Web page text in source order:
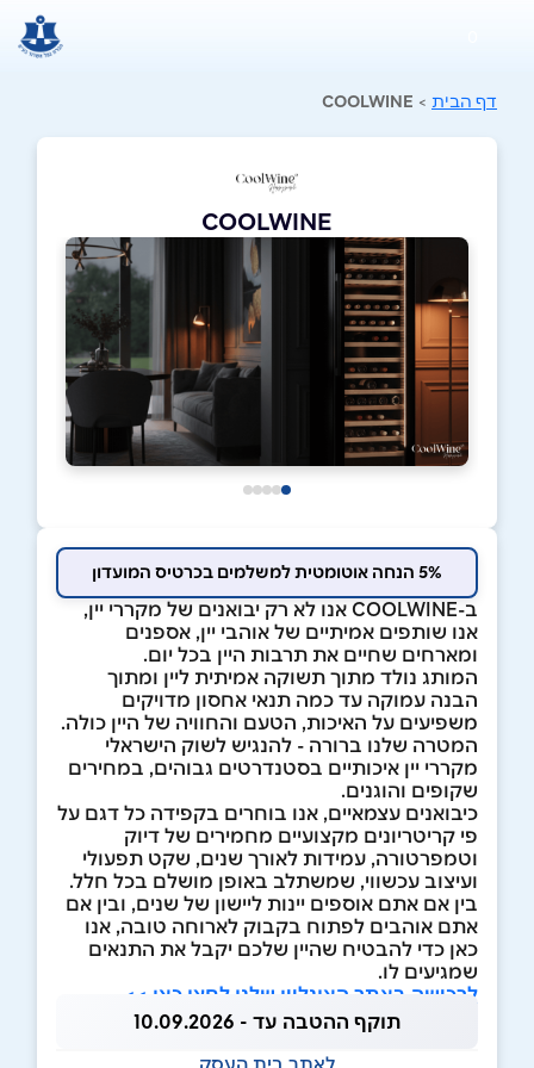
דף הבית >
COOLWINE
COOLWINE
5% הנחה אוטומטית למשלמים בכרטיס המועדון
ב-COOLWINE אנו לא רק יבואנים של מקררי יין,
אנו שותפים אמיתיים של אוהבי יין, אספנים
ומארחים שחיים את תרבות היין בכל יום.
המותג נולד מתוך תשוקה אמיתית ליין ומתוך
הבנה עמוקה עד כמה תנאי אחסון מדויקים
משפיעים על האיכות, הטעם והחוויה של היין כולה.
המטרה שלנו ברורה - להנגיש לשוק הישראלי
מקררי יין איכותיים בסטנדרטים גבוהים, במחירים
שקופים והוגנים.
כיבואנים עצמאיים, אנו בוחרים בקפידה כל דגם על
פי קריטריונים מקצועיים מחמירים של דיוק
וטמפרטורה, עמידות לאורך שנים, שקט תפעולי
ועיצוב עכשווי, שמשתלב באופן מושלם בכל חלל.
בין אם אתם אוספים יינות ליישון של שנים, ובין אם
אתם אוהבים לפתוח בקבוק לארוחה טובה, אנו
כאן כדי להבטיח שהיין שלכם יקבל את התנאים
שמגיעים לו.
לרכישה באתר האונליין שלנו לחצו כאן >>
תוקף ההטבה עד - 10.09.2026
לאתר בית העסק